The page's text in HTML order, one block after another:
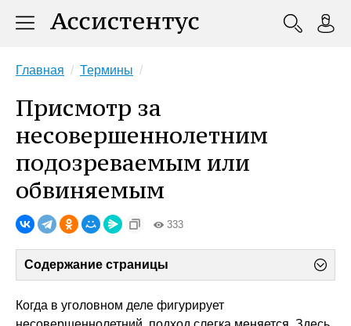
Главная Термины
Присмотр за
несовершеннолетним
подозреваемым или
обвиняемым
333
Содержание страницы
Когда в уголовном деле фигурирует